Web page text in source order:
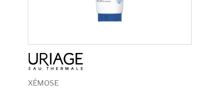
XÉMOSE
Arcradírok
Arcmaszkok